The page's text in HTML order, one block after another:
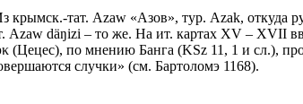
тат. Azaw «Азов», тур. Azak, откуда
Azaw däŋizi – то же. На ит. картах XV – XVII
(Цецес), по мнению Банга (KSz 11, 1 и сл.),
случки» (см. Бартоломэ 1168).